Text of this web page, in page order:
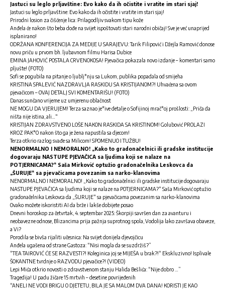
Jastuci su leglo prljavštine: Evo kako da ih očistite i vratite im stari sjaj!
Jastuci su leglo prljavštine: Evo kako da ih očistite i vratite im stari sjaj!
Prirodni losion za čišćenje lica: Prilagodljiv svakom tipu kože
Anđela će nakon što beba dođe na svijet ispoštovati stari narodni običaj! Sve je već unaprijed
isplanirano!
ODRŽANA KONFERENCIJA ZA MEDIJE U SARAJEVU: Tarik Filipović i Džejla Ramović donose
novu priču u prvom bh. ljubavnom filmu Harisa Dubice
EMINA JAHOVIĆ POSTALA CRVENOKOSA! Pjevačica pokazala novo izdanje – komentari samo
pljušte! (FOTO)
Sofi se pogubila na pitanje o ljublj*nju sa Lukom, publika popadala od smijeha
KRISTINA SPALEVIĆ NAZDRAVLJA RASKIDU SA KRISTIJANOM?! Uhvaćena sa ovom
pjevačicom – OVAJ DETALJ SVI KOMENTARIŠU! (FOTO)
Danas sunčano vrijeme uz umjerenu oblačnost
NE MOGU DA VJERUJEM! Terza saznao je*ive detalje o Sofijinoj mrač*oj prošlosti: „Priča da
ništa nije istina, ali…“
KRISTIJAN ZDRAVSTVENO LOŠE NAKON RASKIDA SA KRISTINOM! Golubović PROLAZI
KROZ PAK*O nakon što ga je žena napustila sa djecom!
Terza otkrio razlog svađe sa Milicom! SPOMENUO I TUŽBU!
NENORMALNO I NEMORALNO! „Kako to gradonačelnici ili gradske institucije
dogovaraju NASTUPE PJEVAČICA sa ljudima koji se nalaze na
POTJERNICAMA?“ Saša Mirković optužio gradonačelnika Leskovca da
„ŠURUJE“ sa pjevačicama povezanim sa narko-klanovima
NENORMALNO I NEMORALNO! „Kako to gradonačelnici ili gradske institucije dogovaraju
NASTUPE PJEVAČICA sa ljudima koji se nalaze na POTJERNICAMA?“ Saša Mirković optužio
gradonačelnika Leskovca da „ŠURUJE“ sa pjevačicama povezanim sa narko-klanovima
Ovako možete iskoristiti AI da brže i lakše dobijete posao
Dnevni horoskop za četvrtak, 4. septembar 2025: Škorpiji savršen dan za avanturu i
neobavezne odnose, Blizancima prija pažnja suprotnog spola, Vodolija lako završava obaveze,
a Vi?
Porodila se bivša rijaliti učesnica: Na svijet donijela djevojčicu
Anđela ugašena od strane Gastoza: “Nisi mogla da se suzdržiš?”
“TEA TAIROVIĆ ĆE SE RAZVESTI?! Koleginica joj se MIJEŠA u brak?!“ Ekskluzivno! Isplivale
ŠOKANTNE tvrdnje o RAZVODU pjevačice?! (VIDEO)
Lepi Mića otkrio novosti o zdravstvenom stanju Halida Bešlića: “Nije dobro …”
Tragedija! U padu žičare 15 mrtvih – desetine povrijeđenih
“ANELI NE VODI BRIGU O DJETETU, BILA JE SA MALOM DVA DANA! KORISTI JE KAO